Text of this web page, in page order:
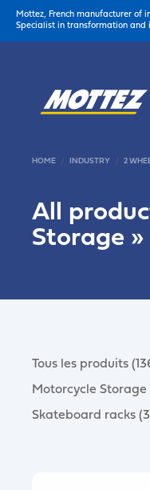
Mottez, French manufacturer of
Specialist in transformation and
HOME INDUSTRY 2
All
Storage »
Tous les produits
Motorcycle Storage
Skateboard racks